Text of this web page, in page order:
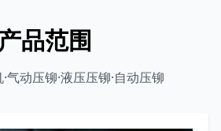
产品范围
气动压铆·液压压铆·自动压铆